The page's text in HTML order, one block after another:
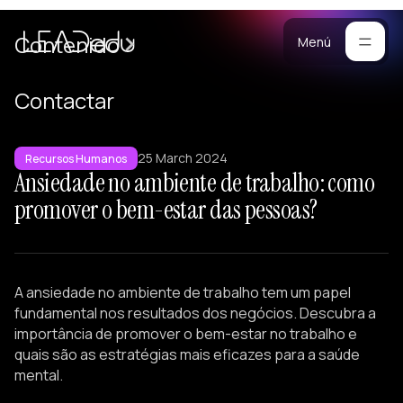
Menú
de
de
Metodología
Portafolio
Contenido
Casos
Blog
Materiales
Contactar
Ansiedade no ambiente de trabalho: como
promover o bem-estar das pessoas?
Recursos Humanos 25 March 2024
A ansiedade no ambiente de trabalho tem um papel
fundamental nos resultados dos negócios. Descubra a
importância de promover o bem-estar no trabalho e
quais são as estratégias mais eficazes para a saúde
mental.